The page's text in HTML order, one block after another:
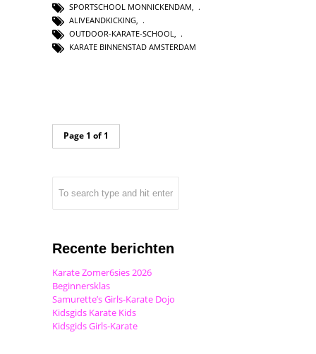
SPORTSCHOOL MONNICKENDAM
ALIVEANDKICKING
OUTDOOR-KARATE-SCHOOL
KARATE BINNENSTAD AMSTERDAM
Page 1 of 1
Recente berichten
Karate Zomer6sies 2026
Beginnersklas
Samurette’s Girls-Karate Dojo
Kidsgids Karate Kids
Kidsgids Girls-Karate